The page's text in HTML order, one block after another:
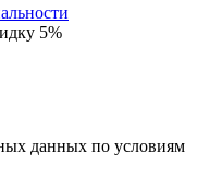
5%
данных по условиям